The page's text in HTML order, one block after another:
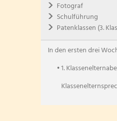
Fotograf
Schulführung
Patenklassen (3.
In den ersten drei
• 1.